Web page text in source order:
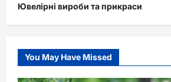
Ювелірні вироби та прикраси
You May Have Missed